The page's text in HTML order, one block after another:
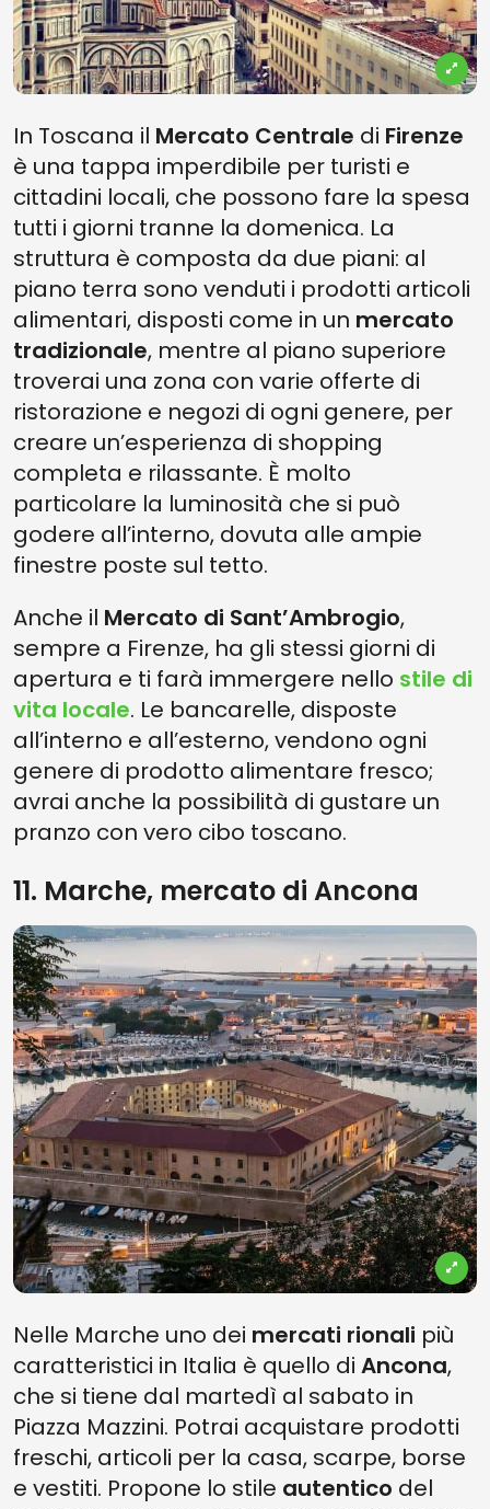
In Toscana il Mercato Centrale di Firenze
è una tappa imperdibile per turisti e
cittadini locali, che possono fare la spesa
tutti i giorni tranne la domenica. La
struttura è composta da due piani: al
piano terra sono venduti i prodotti articoli
alimentari, disposti come in un mercato
tradizionale, mentre al piano superiore
troverai una zona con varie offerte di
ristorazione e negozi di ogni genere, per
creare un’esperienza di shopping
completa e rilassante. È molto
particolare la luminosità che si può
godere all’interno, dovuta alle ampie
finestre poste sul tetto.
Anche il Mercato di Sant’Ambrogio,
sempre a Firenze, ha gli stessi giorni di
apertura e ti farà immergere nello stile di
vita locale. Le bancarelle, disposte
all’interno e all’esterno, vendono ogni
genere di prodotto alimentare fresco;
avrai anche la possibilità di gustare un
pranzo con vero cibo toscano.
11. Marche, mercato di Ancona
Nelle Marche uno dei mercati rionali più
caratteristici in Italia è quello di Ancona,
che si tiene dal martedì al sabato in
Piazza Mazzini. Potrai acquistare prodotti
freschi, articoli per la casa, scarpe, borse
e vestiti. Propone lo stile autentico del